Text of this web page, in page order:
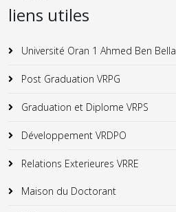
liens utiles
Université Oran 1 Ahmed Ben Bella
Post Graduation VRPG
Graduation et Diplome VRPS
Développement VRDPO
Relations Exterieures VRRE
Maison du Doctorant